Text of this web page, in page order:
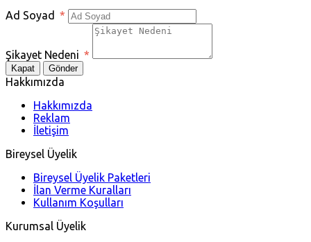
Ad Soyad *
Şikayet Nedeni *
Kapat Gönder
Hakkımızda
Hakkımızda
Reklam
İletişim
Bireysel Üyelik
Bireysel Üyelik Paketleri
İlan Verme Kuralları
Kullanım Koşulları
Kurumsal Üyelik